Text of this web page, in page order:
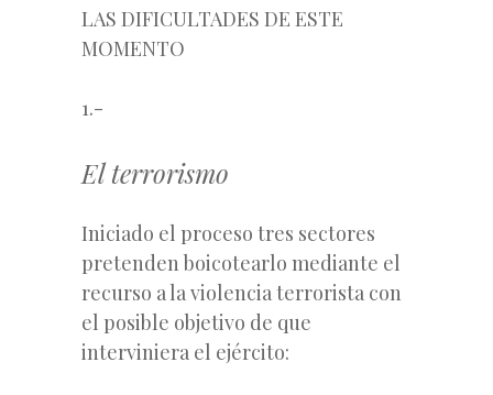
LAS DIFICULTADES DE ESTE
MOMENTO
1.-
El terrorismo
Iniciado el proceso tres sectores
pretenden boicotearlo mediante el
recurso a la violencia terrorista con
el posible objetivo de que
interviniera el ejército: